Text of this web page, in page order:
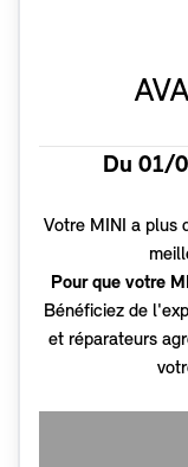
Du 01/
Votre MINI a plus
Pour que votre
Bénéficiez de
et réparateurs